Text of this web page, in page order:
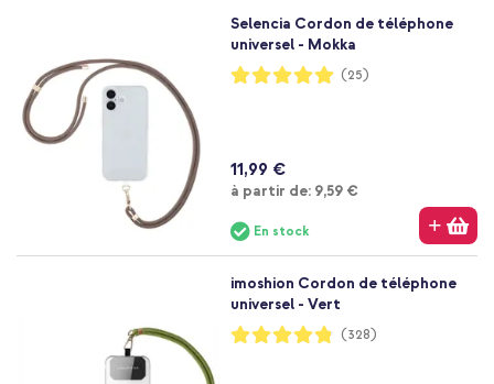
Selencia Cordon de téléphone
universel - Mokka
Notation:
99%
(25)
11,99 €
à partir de: À partir de
9,59 €
En stock
imoshion Cordon de téléphone
universel - Vert
Notation:
96%
(328)